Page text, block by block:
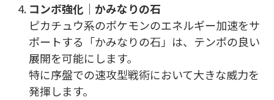
コンボ強化｜かみなりの石
ピカチュウ系のポケモンのエネルギー加速をサ
ポートする「かみなりの石」は、テンポの良い
展開を可能にします。
特に序盤での速攻型戦術において大きな威力を
発揮します。